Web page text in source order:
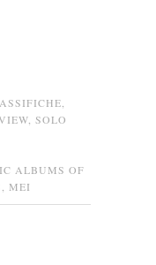
,
, SOLO
ALBUMS OF
, MEI